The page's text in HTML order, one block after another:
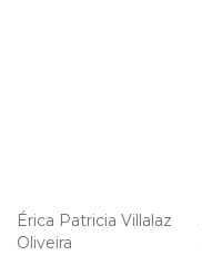
Érica Patricia Villalaz
Oliveira